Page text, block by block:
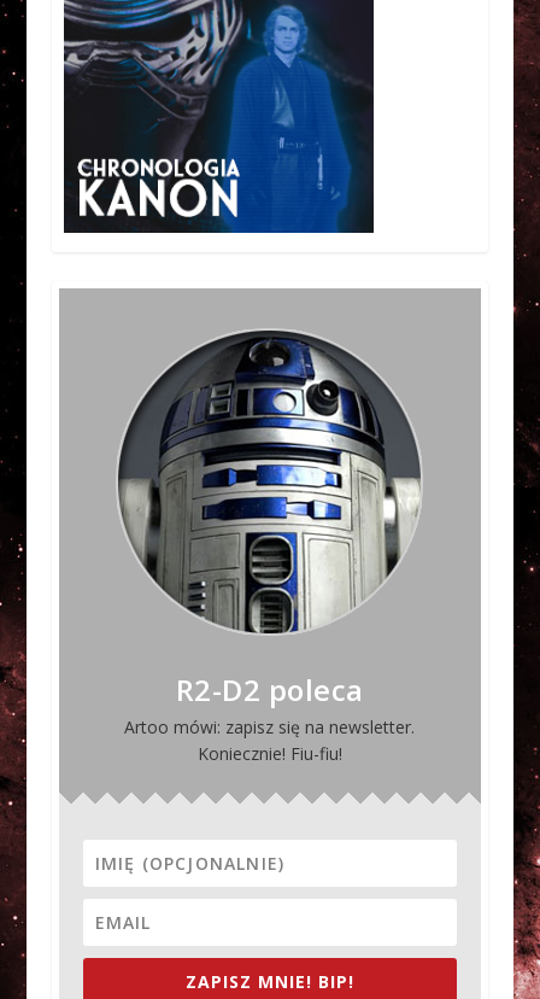
R2-D2 poleca
Artoo mówi: zapisz się na newsletter.
Koniecznie! Fiu-fiu!
ZAPISZ MNIE! BIP!